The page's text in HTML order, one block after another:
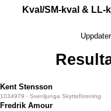
Kval/SM-kval &
Kent Stensson
1034979 - Svenljunga Skytteförening
Fredrik Amour